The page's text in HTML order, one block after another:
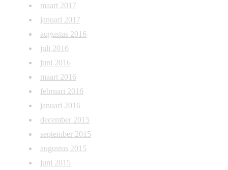
maart 2017
januari 2017
augustus 2016
juli 2016
juni 2016
maart 2016
februari 2016
januari 2016
december 2015
september 2015
augustus 2015
juni 2015